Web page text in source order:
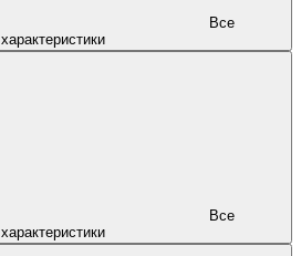
характеристики
характеристики